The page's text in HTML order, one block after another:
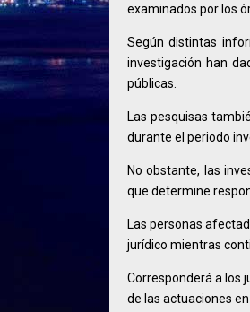
examinados por los
Según distintas
investigación han
públicas.
Las pesquisas
durante el periodo
No obstante, las
que determine
Las personas
jurídico mientras
Corresponderá a los
de las actuaciones